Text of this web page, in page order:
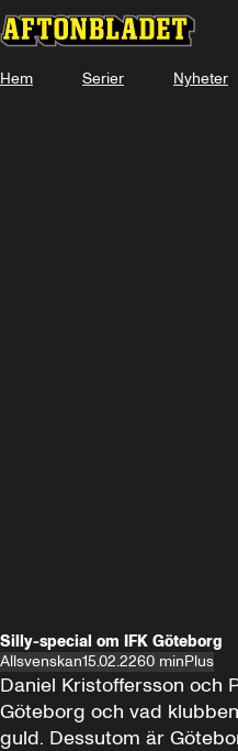
Hem Serier Nyheter
Silly-special om IFK Göteborg
Allsvenskan15.02.2260 minPlus
Daniel Kristoffersson och
Göteborg och vad
guld. Dessutom är